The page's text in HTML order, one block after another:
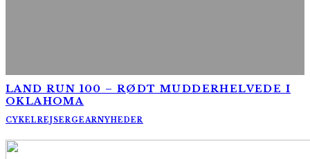
LAND RUN 100 – RØDT MUDDERHELVEDE I
OKLAHOMA
CYKELREJSERGEARNYHEDER